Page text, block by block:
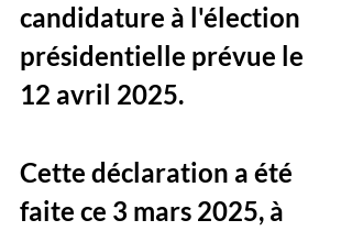
candidature à l'élection
présidentielle prévue le
12 avril 2025.
Cette déclaration a été
faite ce 3 mars 2025, à